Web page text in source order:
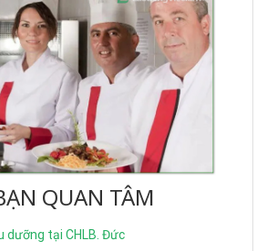
QUAN TÂM
dưỡng tại CHLB. Đức